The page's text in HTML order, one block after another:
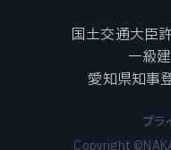
国土交通大臣
一級
愛知県知事
プラ